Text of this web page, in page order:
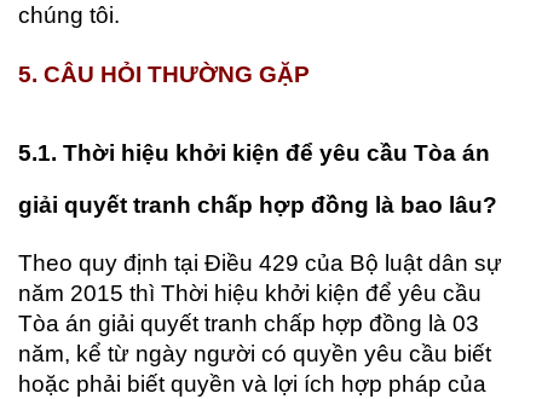
chúng tôi.
5. CÂU HỎI THƯỜNG GẶP
5.1. Thời hiệu khởi kiện để yêu cầu Tòa án
giải quyết tranh chấp hợp đồng là bao lâu?
Theo quy định tại Điều 429 của Bộ luật dân sự
năm 2015 thì Thời hiệu khởi kiện để yêu cầu
Tòa án giải quyết tranh chấp hợp đồng là 03
năm, kể từ ngày người có quyền yêu cầu biết
hoặc phải biết quyền và lợi ích hợp pháp của